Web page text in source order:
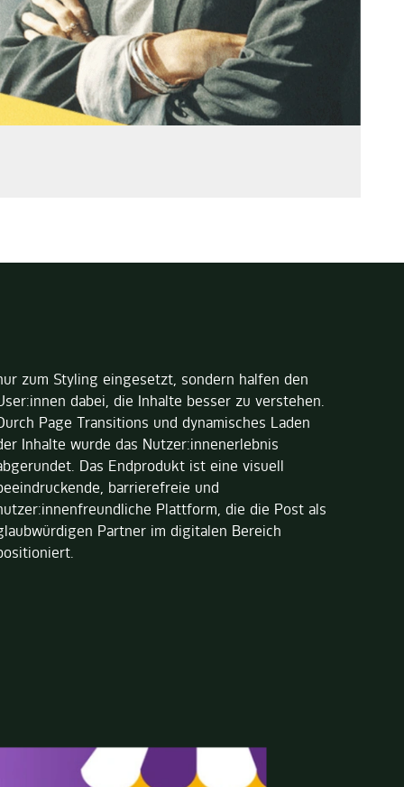
zum Styling eingesetzt, sondern halfen den
dabei, die Inhalte besser zu verstehen.
Page Transitions und dynamisches Laden
Inhalte wurde das Nutzer:innenerlebnis
Das Endprodukt ist eine visuell
barrierefreie und
Plattform, die die Post als
Partner im digitalen Bereich